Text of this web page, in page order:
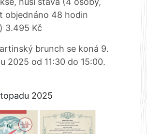
objednáno 48 hodin
3.495 Kč
brunch se koná 9.
2025 od 11:30 do 15:00.
2025